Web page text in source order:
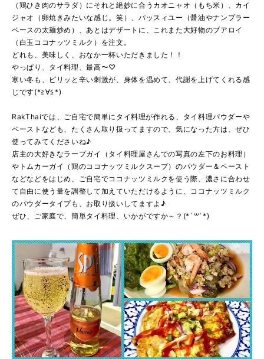
（鶏ひき肉のサラダ）にそれと絶妙に合うカオニャオ（もち米）、カイ
ジャオ（卵焼きみたいな感じ。笑）、パッスィユー（醤油やナンプラー
ベースの太麺炒め）、あとはデザートに、これまた大好物のブアロイ
（白玉ココナッツミルク）を注文。
どれも、美味しく、おなか一杯いただきました！！
やっぱり、タイ料理、最高〜♡
寒い冬も、ピリッと辛い刺激が、身体を温めて、代謝を上げてくれる感
じです(*≧∀≦*)
RakThaiでは、ご自宅で簡単にタイ料理が作れる、タイ料理パウダーや
ペーストなども、たくさん取り扱ってますので、気になった方は、ぜひ
使ってみてくださいね♪
店主の大好きなラープガイ（タイ料理屋さんでの写真の左下のお料理）
やトムカーガイ（鶏のココナッツミルクスープ）のパウダー＆ペースト
などなどをはじめ、ご自宅でココナッツミルクを使う際、濃さに合わせ
て自由に使う量を調整して加えていただけるように、ココナッツミルク
のパウダータイプも、お取り扱いしてますよ♪
ぜひ、ご家庭で、簡単タイ料理、いかがですか～？(*´꒳`*)